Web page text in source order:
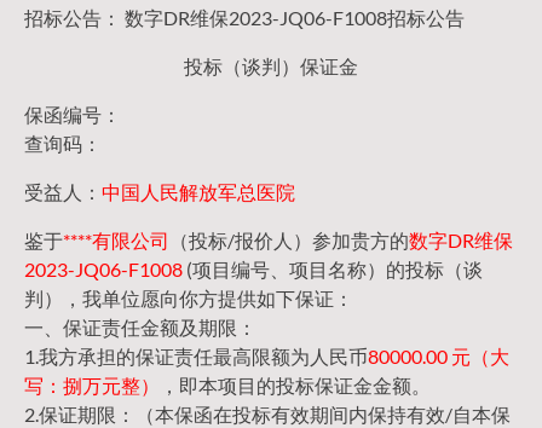
招标公告： 数字DR维保2023-JQ06-F1008招标公告
投标（谈判）保证金
保函编号：
查询码：
受益人： 中国人民解放军总医院
鉴于****有限公司 （投标/报价人）参加贵方的数字DR维保
2023-JQ06-F1008 (项目编号、项目名称）的投标（谈
判），我单位愿向你方提供如下保证：
一、保证责任金额及期限：
1.我方承担的保证责任最高限额为人民币80000.00 元（大
写：捌万元整）
，即本项目的投标保证金金额。
2.保证期限：（本保函在投标有效期间内保持有效/自本保